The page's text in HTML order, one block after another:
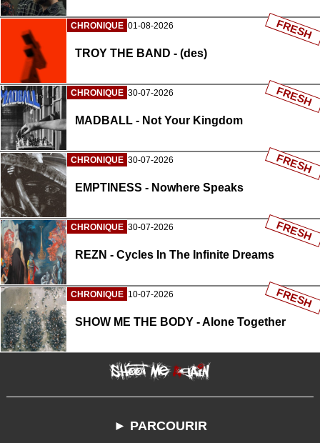
CHRONIQUE 01-08-2026
TROY THE BAND - (des)
FRESH
CHRONIQUE 30-07-2026
MADBALL - Not Your Kingdom
FRESH
CHRONIQUE 30-07-2026
EMPTINESS - Nowhere Speaks
FRESH
CHRONIQUE 30-07-2026
REZN - Cycles In The Infinite Dreams
FRESH
CHRONIQUE 10-07-2026
SHOW ME THE BODY - Alone Together
FRESH
► PARCOURIR